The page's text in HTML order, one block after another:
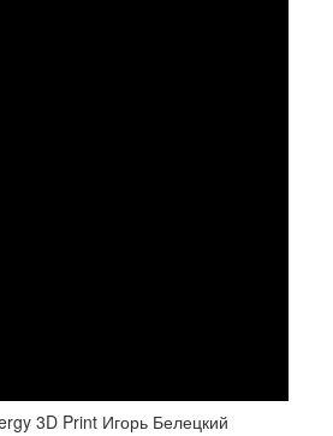
3D Print Игорь Белецкий